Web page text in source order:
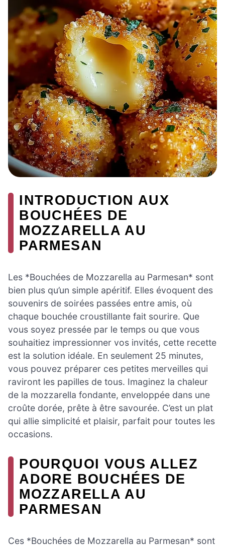
INTRODUCTION AUX
BOUCHÉES DE
MOZZARELLA AU
PARMESAN
Les *Bouchées de Mozzarella au Parmesan* sont
bien plus qu’un simple apéritif. Elles évoquent des
souvenirs de soirées passées entre amis, où
chaque bouchée croustillante fait sourire. Que
vous soyez pressée par le temps ou que vous
souhaitiez impressionner vos invités, cette recette
est la solution idéale. En seulement 25 minutes,
vous pouvez préparer ces petites merveilles qui
raviront les papilles de tous. Imaginez la chaleur
de la mozzarella fondante, enveloppée dans une
croûte dorée, prête à être savourée. C’est un plat
qui allie simplicité et plaisir, parfait pour toutes les
occasions.
POURQUOI VOUS ALLEZ
ADORE BOUCHÉES DE
MOZZARELLA AU
PARMESAN
Ces *Bouchées de Mozzarella au Parmesan* sont